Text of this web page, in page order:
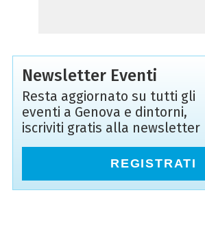
Newsletter Eventi
Resta aggiornato su tutti gli
eventi a Genova e dintorni,
iscriviti gratis alla newsletter
REGISTRATI